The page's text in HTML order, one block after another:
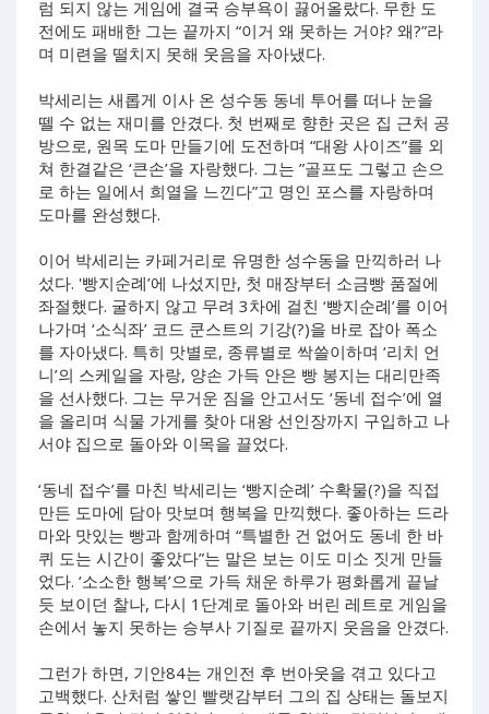
럼 되지 않는 게임에 결국 승부욕이 끓어올랐다. 무한 도
전에도 패배한 그는 끝까지 “이거 왜 못하는 거야? 왜?”라
며 미련을 떨치지 못해 웃음을 자아냈다.
박세리는 새롭게 이사 온 성수동 동네 투어를 떠나 눈을
뗄 수 없는 재미를 안겼다. 첫 번째로 향한 곳은 집 근처 공
방으로, 원목 도마 만들기에 도전하며 “대왕 사이즈”를 외
쳐 한결같은 ‘큰손’을 자랑했다. 그는 ”골프도 그렇고 손으
로 하는 일에서 희열을 느낀다”고 명인 포스를 자랑하며
도마를 완성했다.
이어 박세리는 카페거리로 유명한 성수동을 만끽하러 나
섰다. '빵지순례’에 나섰지만, 첫 매장부터 소금빵 품절에
좌절했다. 굴하지 않고 무려 3차에 걸친 ‘빵지순례’를 이어
나가며 ‘소식좌’ 코드 쿤스트의 기강(?)을 바로 잡아 폭소
를 자아냈다. 특히 맛별로, 종류별로 싹쓸이하며 ‘리치 언
니’의 스케일을 자랑, 양손 가득 안은 빵 봉지는 대리만족
을 선사했다. 그는 무거운 짐을 안고서도 ‘동네 접수’에 열
을 올리며 식물 가게를 찾아 대왕 선인장까지 구입하고 나
서야 집으로 돌아와 이목을 끌었다.
‘동네 접수’를 마친 박세리는 ‘빵지순례’ 수확물(?)을 직접
만든 도마에 담아 맛보며 행복을 만끽했다. 좋아하는 드라
마와 맛있는 빵과 함께하며 “특별한 건 없어도 동네 한 바
퀴 도는 시간이 좋았다”는 말은 보는 이도 미소 짓게 만들
었다. ‘소소한 행복’으로 가득 채운 하루가 평화롭게 끝날
듯 보이던 찰나, 다시 1단계로 돌아와 버린 레트로 게임을
손에서 놓지 못하는 승부사 기질로 끝까지 웃음을 안겼다.
그런가 하면, 기안84는 개인전 후 번아웃을 겪고 있다고
고백했다. 산처럼 쌓인 빨랫감부터 그의 집 상태는 돌보지